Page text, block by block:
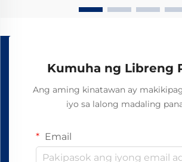
siklo, ang kalidad ng mga linear na
Kumuha ng Libreng
Ang aming kinatawan ay
iyo sa lalong madaling
Email